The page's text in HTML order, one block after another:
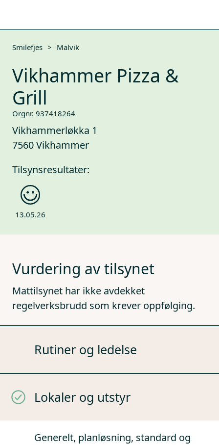
Smilefjes > Malvik
Vikhammer Pizza &
Grill
Orgnr. 937418264
Vikhammerløkka 1
7560 Vikhammer
Tilsynsresultater:
13.05.26
Vurdering av tilsynet
Mattilsynet har ikke avdekket
regelverksbrudd som krever oppfølging.
Rutiner og ledelse
Lokaler og utstyr
Generelt, planløsning, standard og